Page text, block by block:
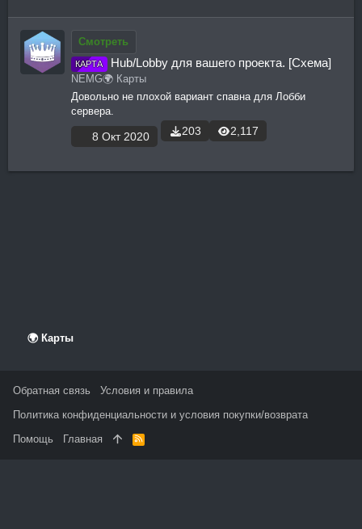
Смотреть
КАРТА Hub/Lobby для вашего проекта. [Схема]
NEMG🌍 Карты
Довольно не плохой вариант спавна для Лобби
сервера.
8 Окт 2020 203 2,117
🌍 Карты
Обратная связь
Условия и правила
Политика конфиденциальности и условия покупки/возврата
Помощь
Главная
R